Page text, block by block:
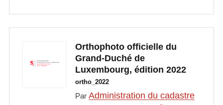
Orthophoto officielle du
Grand-Duché de
Luxembourg, édition 2022
ortho_2022
Par Administration du cadastre